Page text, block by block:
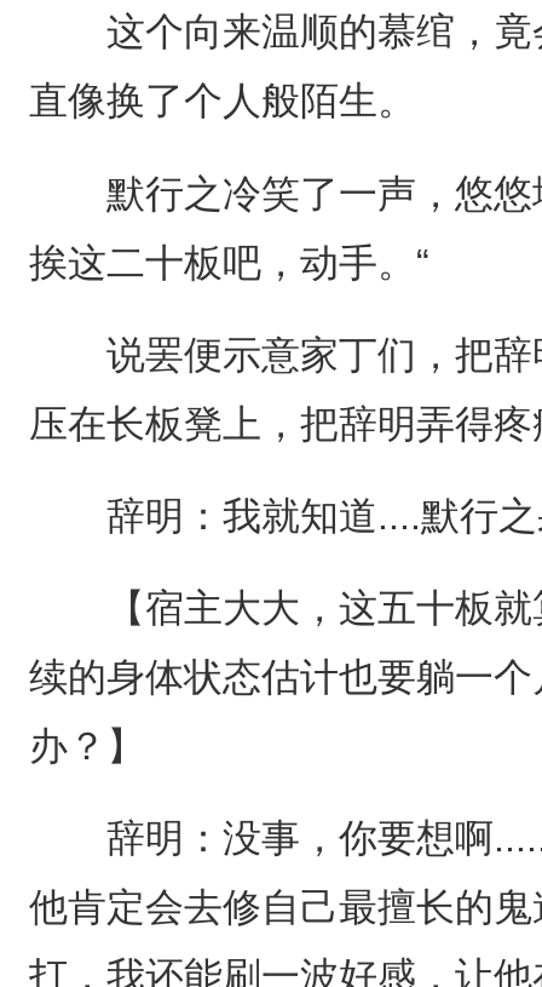
这个向来温顺的慕绾，竟
直像换了个人般陌生。
默行之冷笑了一声，悠悠
挨这二十板吧，动手。“
说罢便示意家丁们，把辞
压在长板凳上，把辞明弄得
辞明：我就知道....默行之
【宿主大大，这五十板就
续的身体状态估计也要躺一
办？】
辞明：没事，你要想啊.....
他肯定会去修自己最擅长的
打，我还能刷一波好感，让